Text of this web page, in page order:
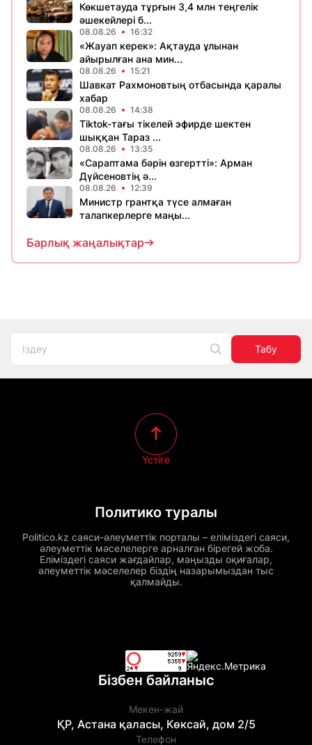
Көкшетауда тұрғын 3,4 млн теңгелік
әшекейлері б...
08.08.26 16:32
«Жауап керек»: Ақтауда ұлынан
айырылған ана мин...
08.08.26 15:21
Шавкат Рахмоновтың отбасында қаралы
хабар
08.08.26 14:38
Tiktok-тағы тікелей эфирде шектен
шыққан Тараз ...
08.08.26 13:35
«Сараптама бәрін өзгертті»: Арман
Дүйсеновтің ә...
08.08.26 12:39
Министр грантқа түсе алмаған
талапкерлерге маңы...
Барлық жаңалықтар
Табу
Политико туралы
Politico.kz саяси-әлеуметтік порталы – еліміздегі саяси,
әлеуметтік мәселелерге арналған бірегей жоба.
Еліміздегі саяси жағдайлар, маңызды оқиғалар,
әлеуметтік мәселелер біздің назарымыздан тыс
қалмайды.
Үстіге
Бізбен байланыс
Мекен-жай
ҚР, Астана қаласы, Көксай, дом 2/5
Телефон